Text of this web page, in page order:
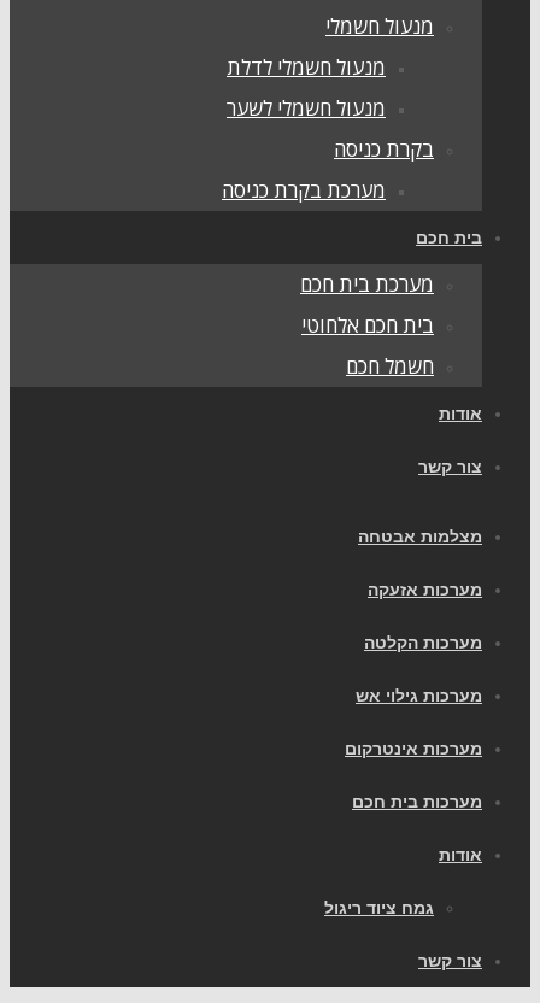
מנעול חשמלי
מנעול חשמלי לדלת
מנעול חשמלי לשער
בקרת כניסה
מערכת בקרת כניסה
חכם
מערכת בית חכם
בית חכם אלחוטי
חשמל חכם
קשר
אבטחה
אזעקה
הקלטה
גילוי אש
אינטרקום
בית חכם
גמח ציוד ריגול
קשר